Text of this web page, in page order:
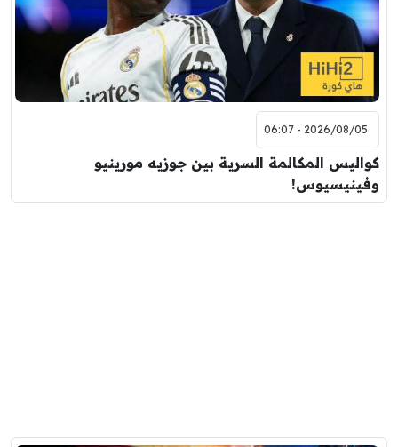
2026/08/05 - 06:07
كواليس المكالمة السرية بين جوزيه مورينيو
وفينيسيوس!